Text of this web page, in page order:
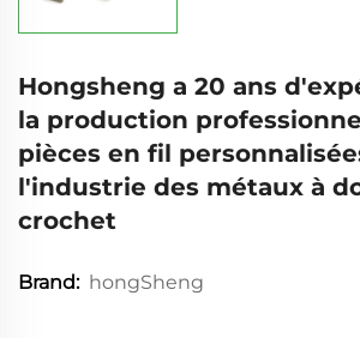
Hongsheng a 20 ans
la production
pièces en fil
l'industrie des métaux à
crochet
Brand: hongSheng